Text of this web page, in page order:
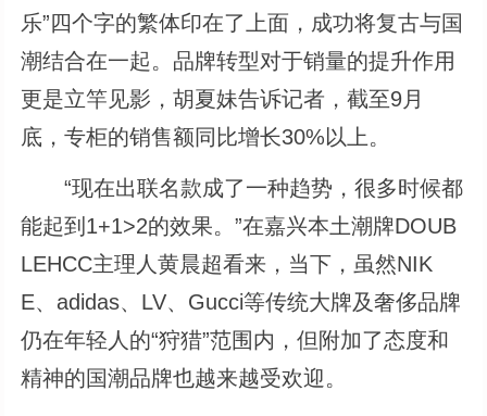
乐”四个字的繁体印在了上面，成功将复古与国
潮结合在一起。品牌转型对于销量的提升作用
更是立竿见影，胡夏妹告诉记者，截至9月
底，专柜的销售额同比增长30%以上。
“现在出联名款成了一种趋势，很多时候都
能起到1+1>2的效果。”在嘉兴本土潮牌DOUB
LEHCC主理人黄晨超看来，当下，虽然NIK
E、adidas、LV、Gucci等传统大牌及奢侈品牌
仍在年轻人的“狩猎”范围内，但附加了态度和
精神的国潮品牌也越来越受欢迎。